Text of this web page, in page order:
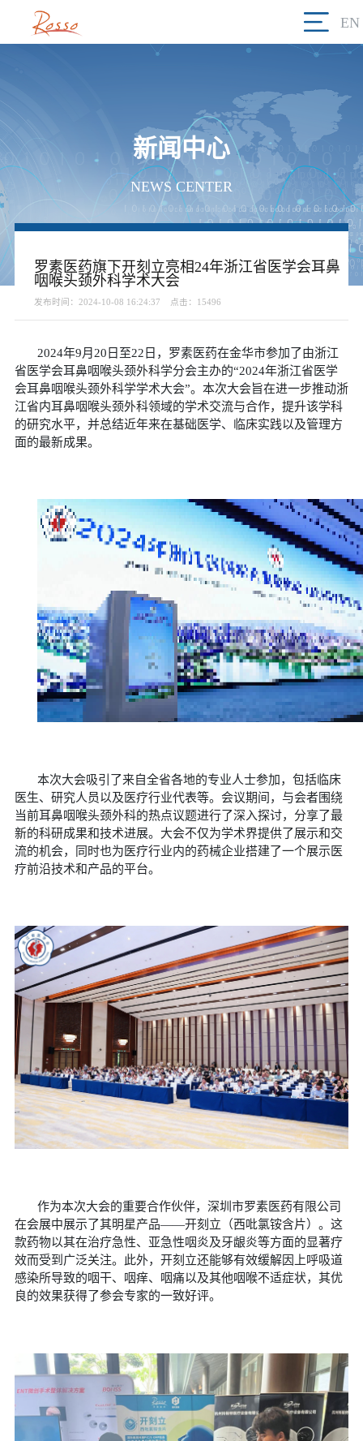
EN
新闻中心
NEWS CENTER
罗素医药旗下开刻立亮相24年浙江省医学会耳鼻
咽喉头颈外科学术大会
发布时间：2024-10-08 16:24:37 点击：15496
2024年9月 20 日至22 日，罗素医药在金华市参加了由浙江
省医学会耳鼻咽喉头颈外科学分会主办的“2024年浙江省医学
会耳鼻咽喉头颈外科学学术大会”。本次大会旨在进一步推动浙
江省内耳鼻咽喉头颈外科领域的学术交流与合作，提升该学科
的研究水平，并总结近年来在基础医学、临床实践以及管理方
面的最新成果。
本次大会吸引了来自全省各地的专业人士参加，包括临床
医生、研究人员以及医疗行业代表等。会议期间，与会者围绕
当前耳鼻咽喉头颈外科的热点议题进行了深入探讨，分享了最
新的科研成果和技术进展。大会不仅为学术界提供了展示和交
流的机会，同时也为医疗行业内的药械企业搭建了一个展示医
疗前沿技术和产品的平台。
作为本次大会的重要合作伙伴，深圳市罗素医药有限公司
在会展中展示了其明星产品——开刻立（西吡氯铵含片）。这
款药物以其在治疗急性、亚急性咽炎及牙龈炎等方面的显著疗
效而受到广泛关注。此外，开刻立还能够有效缓解因上呼吸道
感染所导致的咽干、咽痒、咽痛以及其他咽喉不适症状，其优
良的效果获得了参会专家的一致好评。